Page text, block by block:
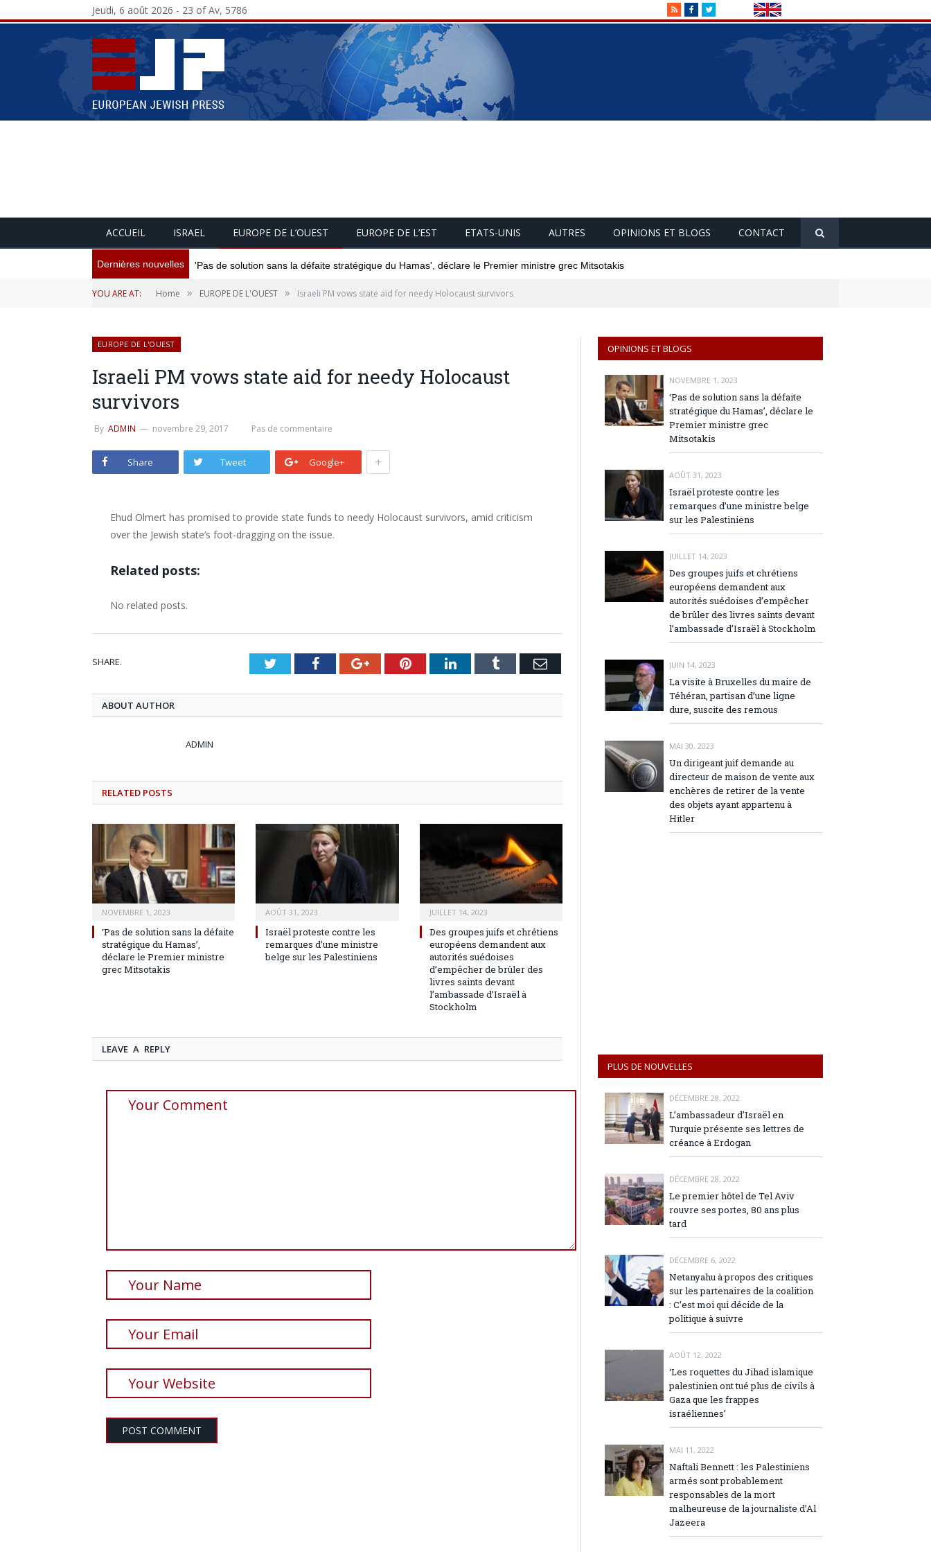
RSSFacebookTwitter
Jeudi, 6 août 2026 - 23 of Av, 5786
ACCUEIL ISRAEL EUROPE DE L’OUEST EUROPE DE L’EST ETATS-UNIS AUTRES OPINIONS ET BLOGS CONTACT
Dernières nouvelles 'Pas de solution sans la défaite stratégique du Hamas', déclare le Premier ministre grec Mitsotakis
YOU ARE AT: Home » EUROPE DE L'OUEST » Israeli PM vows state aid for needy Holocaust survivors
EUROPE DE L'OUEST
Israeli PM vows state aid for needy Holocaust
survivors
By ADMIN novembre 29, 2017 Pas de commentaire
Share Tweet Google+ +
Ehud Olmert has promised to provide state funds to needy Holocaust survivors, amid criticism
over the Jewish state’s foot-dragging on the issue.
Related posts:
No related posts.
SHARE. TwitterFacebookGoogle+PinterestLinkedInTumblr Email
ABOUT AUTHOR
ADMIN
RELATED POSTS
NOVEMBRE 1, 2023
‘Pas de solution sans la défaite
stratégique du Hamas’,
déclare le Premier ministre
grec Mitsotakis
AOÛT 31, 2023
Israël proteste contre les
remarques d’une ministre
belge sur les Palestiniens
JUILLET 14, 2023
Des groupes juifs et chrétiens
européens demandent aux
autorités suédoises
d’empêcher de brûler des
livres saints devant
l’ambassade d’Israël à
Stockholm
LEAVE A REPLY
OPINIONS ET BLOGS
NOVEMBRE 1, 2023
‘Pas de solution sans la défaite
stratégique du Hamas’, déclare le
Premier ministre grec
Mitsotakis
AOÛT 31, 2023
Israël proteste contre les
remarques d’une ministre belge
sur les Palestiniens
JUILLET 14, 2023
Des groupes juifs et chrétiens
européens demandent aux
autorités suédoises d’empêcher
de brûler des livres saints devant
l’ambassade d’Israël à Stockholm
JUIN 14, 2023
La visite à Bruxelles du maire de
Téhéran, partisan d’une ligne
dure, suscite des remous
MAI 30, 2023
Un dirigeant juif demande au
directeur de maison de vente aux
enchères de retirer de la vente
des objets ayant appartenu à
Hitler
PLUS DE NOUVELLES
DÉCEMBRE 28, 2022
L’ambassadeur d’Israël en
Turquie présente ses lettres de
créance à Erdogan
DÉCEMBRE 28, 2022
Le premier hôtel de Tel Aviv
rouvre ses portes, 80 ans plus
tard
DÉCEMBRE 6, 2022
Netanyahu à propos des critiques
sur les partenaires de la coalition
: C’est moi qui décide de la
politique à suivre
AOÛT 12, 2022
‘Les roquettes du Jihad islamique
palestinien ont tué plus de civils à
Gaza que les frappes
israéliennes’
MAI 11, 2022
Naftali Bennett : les Palestiniens
armés sont probablement
responsables de la mort
malheureuse de la journaliste d’Al
Jazeera